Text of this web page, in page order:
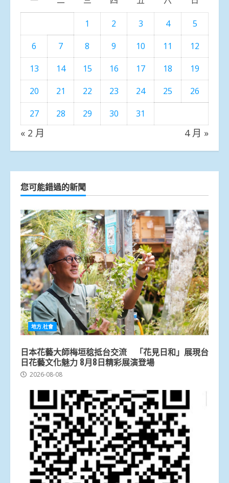
1 2 3 4
5
6
7 8 9 10 11
12
13
14 15 16 17 18
19
20
21 22 23 24 25
26
27
28 29 30 31
« 2 月 4 月 »
您可能錯過的新聞
地方.社會
日本花藝大師梅垣稔抵台交流 「花見日和」展現台
日花藝文化魅力 8月8日精彩展演登場
2026-08-08